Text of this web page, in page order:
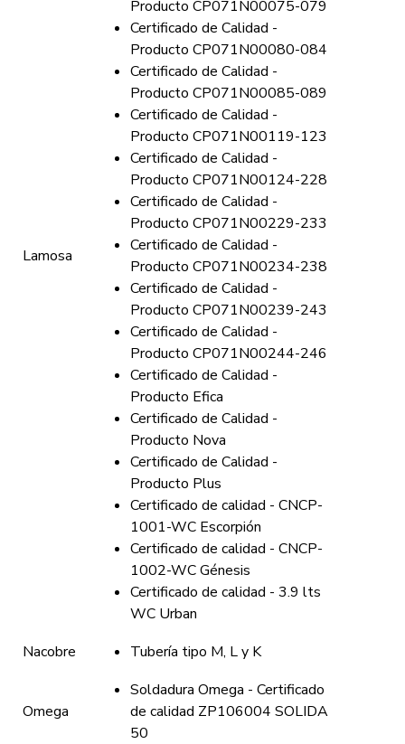
Lamosa
Producto CP071N00075-079
Certificado de Calidad -
Producto CP071N00080-084
Certificado de Calidad -
Producto CP071N00085-089
Certificado de Calidad -
Producto CP071N00119-123
Certificado de Calidad -
Producto CP071N00124-228
Certificado de Calidad -
Producto CP071N00229-233
Certificado de Calidad -
Producto CP071N00234-238
Certificado de Calidad -
Producto CP071N00239-243
Certificado de Calidad -
Producto CP071N00244-246
Certificado de Calidad -
Producto Efica
Certificado de Calidad -
Producto Nova
Certificado de Calidad -
Producto Plus
Certificado de calidad - CNCP-
1001-WC Escorpión
Certificado de calidad - CNCP-
1002-WC Génesis
Certificado de calidad - 3.9 lts
WC Urban
Nacobre
Tubería tipo M, L y K
Omega
Soldadura Omega - Certificado
de calidad ZP106004 SOLIDA
50